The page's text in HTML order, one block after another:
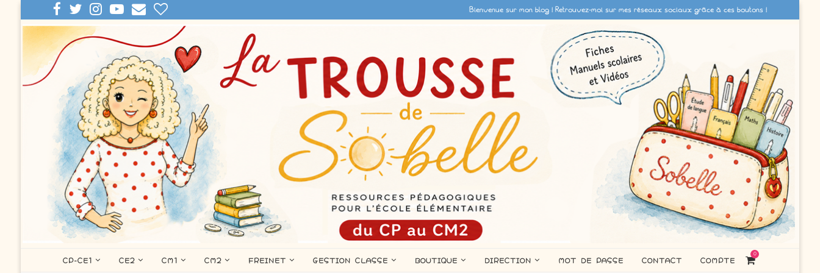
Bienvenue sur mon blog ! Retrouvez-moi sur mes réseaux sociaux grâce à ces boutons !
CP-CE1 CE2 CM1 CM2 FREINET GESTION CLASSE BOUTIQUE DIRECTION MOT DE PASSE CONTACT COMPTE
0